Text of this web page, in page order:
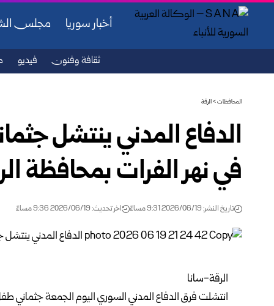
أخبار سوريا مجلس
ثقافة وفنون فيديو
المحافظات>الرقة
الدفاع المدني ينتشل
في نهر الفرات بمحافظة
تاريخ النشر: 2026/06/19 9:31 مساءً اخر تحديث: 2026/06/19 9:36 مساءً
الرقة-سانا
انتشلت فرقالدفاع المدني السورياليوم الجمعة جثماني